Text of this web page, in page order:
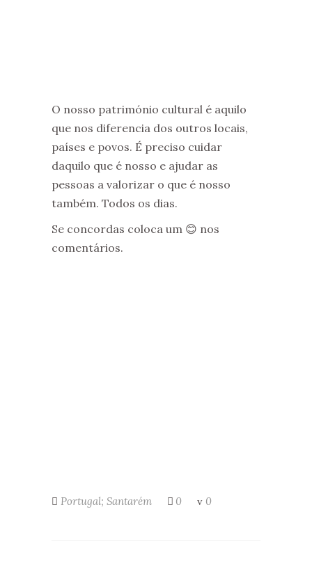
O nosso património cultural é aquilo
que nos diferencia dos outros locais,
países e povos. É preciso cuidar
daquilo que é nosso e ajudar as
pessoas a valorizar o que é nosso
também. Todos os dias.
Se concordas coloca um 😊 nos
comentários.
Portugal; Santarém 0 0